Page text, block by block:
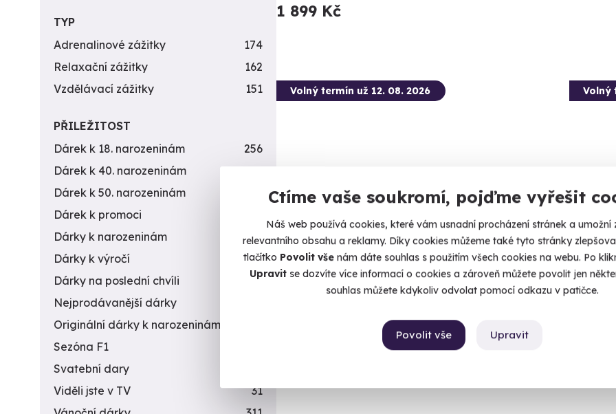
Ctíme vaše soukromí, pojďme vyřešit
Náš web používá cookies, které vám usnadní procházení stránek a umožní
relevantního obsahu a reklamy. Díky cookies můžeme také tyto stránky
tlačítko Povolit vše nám dáte souhlas s použitím všech cookies na webu. Po
Upravitse dozvíte více informací o cookies a zároveň můžete povolit jen
souhlas můžete kdykoliv odvolat pomocí odkazu v patičce.
Upravit
Povolit vše
1 899 Kč
Volný termín už 12. 08. 2026
Zážitková střelba pro děti - 10 zbraní
Připravte se na nálož 80 nábojů.
Bystré (okres Svitavy)
Volný
zbraní
Čeká vás
TYP
Adrenalinové zážitky
174
Relaxační zážitky
162
Vzdělávací zážitky
151
PŘILEŽITOST
Dárek k 18. narozeninám
256
Dárek k 40. narozeninám
453
Dárek k 50. narozeninám
Dárek k promoci
Dárky k narozeninám
551
Dárky k výročí
294
Dárky na poslední chvíli
450
Nejprodávanější dárky
Originální dárky k narozeninám
Sezóna F1
Svatební dary
Viděli jste v TV
31